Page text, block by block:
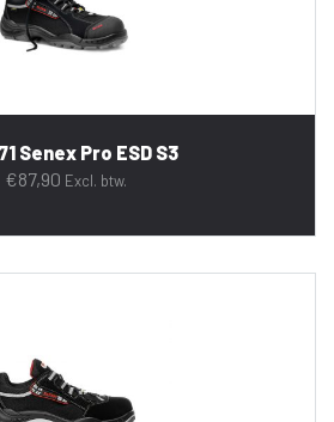
Senex Pro ESD S3
€87,90 Excl. btw.